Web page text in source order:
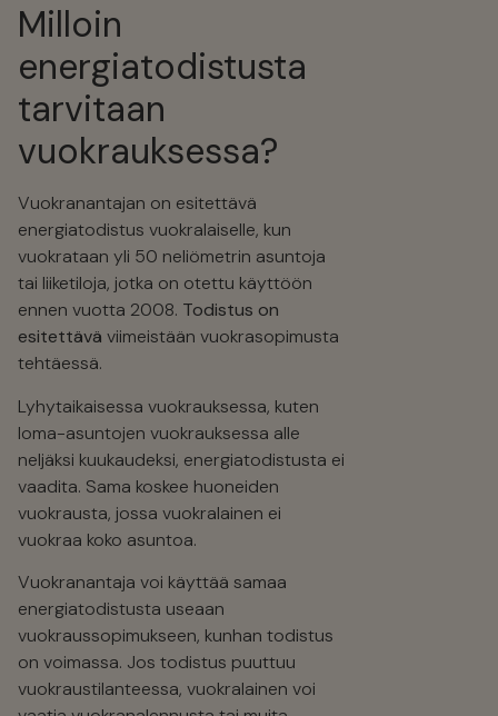
Milloin
energiatodistusta
tarvitaan
vuokrauksessa?
Vuokranantajan on esitettävä
energiatodistus vuokralaiselle, kun
vuokrataan yli 50 neliömetrin asuntoja
tai liiketiloja, jotka on otettu käyttöön
ennen vuotta 2008. Todistus on
esitettävä viimeistään vuokrasopimusta
tehtäessä.
Lyhytaikaisessa vuokrauksessa, kuten
loma-asuntojen vuokrauksessa alle
neljäksi kuukaudeksi, energiatodistusta ei
vaadita. Sama koskee huoneiden
vuokrausta, jossa vuokralainen ei
vuokraa koko asuntoa.
Vuokranantaja voi käyttää samaa
energiatodistusta useaan
vuokraussopimukseen, kunhan todistus
on voimassa. Jos todistus puuttuu
vuokraustilanteessa, vuokralainen voi